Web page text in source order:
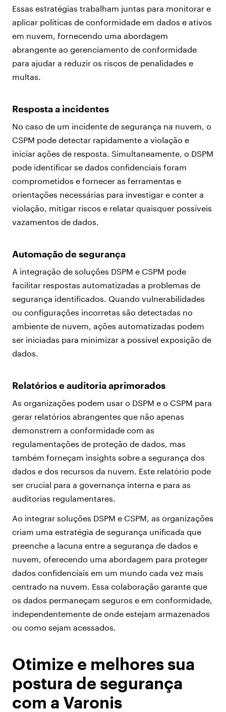
Essas estratégias trabalham juntas para monitorar e
aplicar políticas de conformidade em dados e ativos
em nuvem, fornecendo uma abordagem
abrangente ao gerenciamento de conformidade
para ajudar a reduzir os riscos de penalidades e
multas.
Resposta a incidentes
No caso de um incidente de segurança na nuvem, o
CSPM pode detectar rapidamente a violação e
iniciar ações de resposta. Simultaneamente, o DSPM
pode identificar se dados confidenciais foram
comprometidos e fornecer as ferramentas e
orientações necessárias para investigar e conter a
violação, mitigar riscos e relatar quaisquer possíveis
vazamentos de dados.
Automação de segurança
A integração de soluções DSPM e CSPM pode
facilitar respostas automatizadas a problemas de
segurança identificados. Quando vulnerabilidades
ou configurações incorretas são detectadas no
ambiente de nuvem, ações automatizadas podem
ser iniciadas para minimizar a possível exposição de
dados.
Relatórios e auditoria aprimorados
As organizações podem usar o DSPM e o CSPM para
gerar relatórios abrangentes que não apenas
demonstrem a conformidade com as
regulamentações de proteção de dados, mas
também forneçam insights sobre a segurança dos
dados e dos recursos da nuvem. Este relatório pode
ser crucial para a governança interna e para as
auditorias regulamentares.
Ao integrar soluções DSPM e CSPM, as organizações
criam uma estratégia de segurança unificada que
preenche a lacuna entre a segurança de dados e
nuvem, oferecendo uma abordagem para proteger
dados confidenciais em um mundo cada vez mais
centrado na nuvem. Essa colaboração garante que
os dados permaneçam seguros e em conformidade,
independentemente de onde estejam armazenados
ou como sejam acessados.
Otimize e melhores sua
postura de segurança
com a Varonis